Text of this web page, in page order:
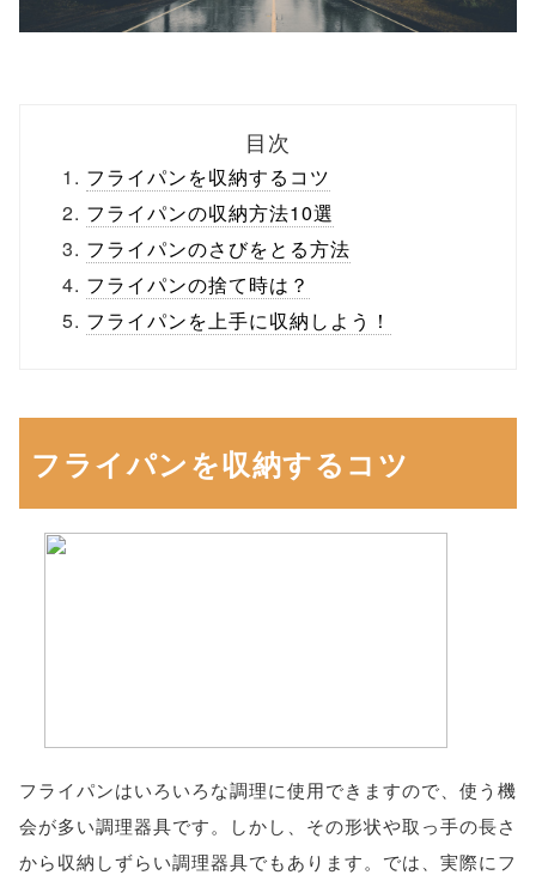
目次
フライパンを収納するコツ
フライパンの収納方法10選
フライパンのさびをとる方法
フライパンの捨て時は？
フライパンを上手に収納しよう！
フライパンを収納するコツ
フライパンはいろいろな調理に使用できますので、使う機
会が多い調理器具です。しかし、その形状や取っ手の長さ
から収納しずらい調理器具でもあります。では、実際にフ